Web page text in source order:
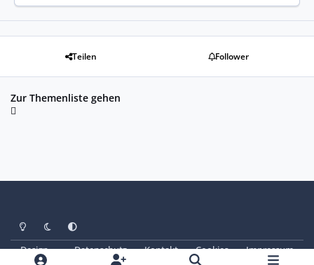
Teilen Follower
Zur Themenliste gehen
Heller ModusDunkler Modus
Systemeinstellung
Design Datenschutz Kontakt Cookies
Impressum